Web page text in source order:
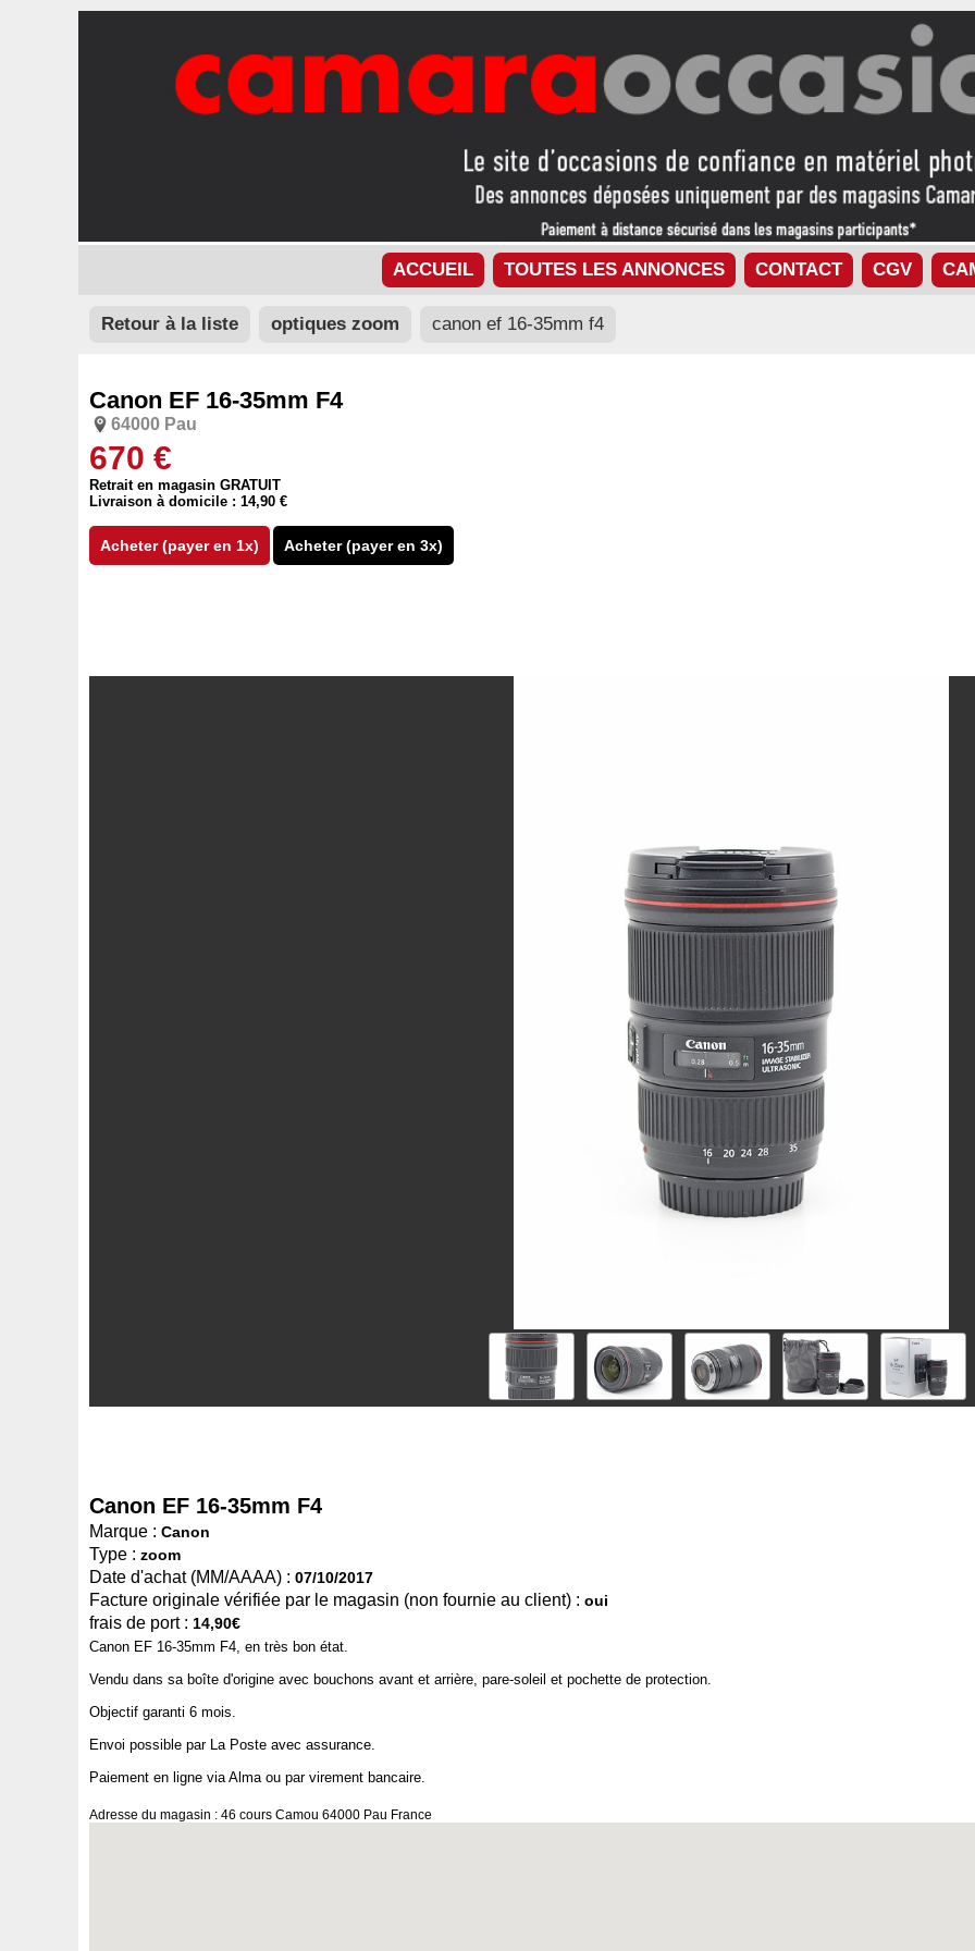
ACCUEIL TOUTES LES ANNONCES CONTACT CGV
Retour à la liste optiques zoom canon ef 16-35mm f4
Canon EF 16-35mm F4
64000 Pau
670 €
Retrait en magasin GRATUIT
Livraison à domicile : 14,90 €
Acheter (payer en 1x) Acheter (payer en 3x)
Canon EF 16-35mm F4
Marque : Canon
Type : zoom
Date d'achat (MM/AAAA) : 07/10/2017
Facture originale vérifiée par le magasin (non fournie au client) : oui
frais de port : 14,90€
Canon EF 16-35mm F4, en très bon état.
Vendu dans sa boîte d'origine avec bouchons avant et arrière, pare-soleil et pochette de protection.
Objectif garanti 6 mois.
Envoi possible par La Poste avec assurance.
Paiement en ligne via Alma ou par virement bancaire.
Adresse du magasin : 46 cours Camou 64000 Pau France